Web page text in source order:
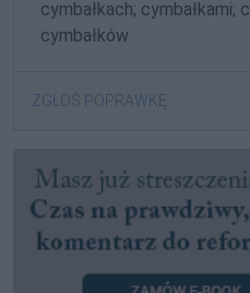
cymbałkach; cymbałkami;
cymbałków
ZGŁOŚ POPRAWKĘ